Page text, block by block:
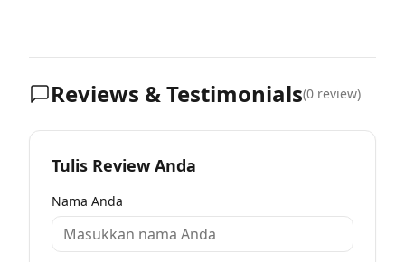
Reviews & Testimonials(0 review)
Tulis Review Anda
Nama Anda